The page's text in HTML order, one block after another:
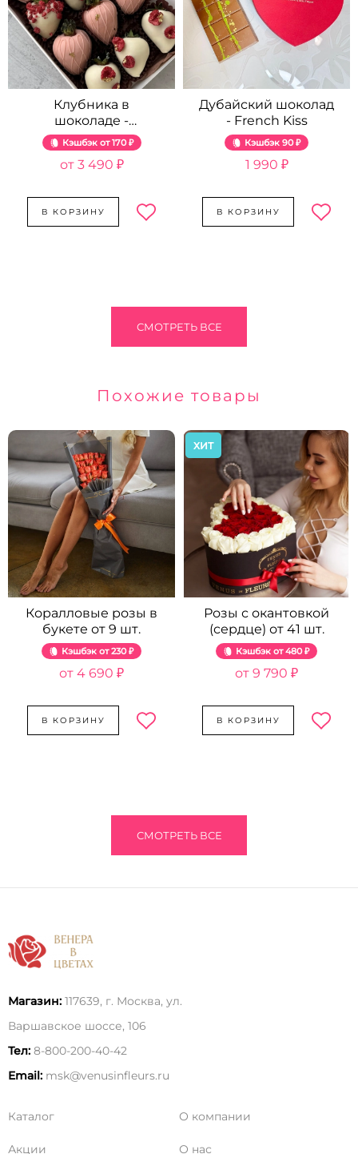
Клубника в
шоколаде -
Розовый жемчуг
Кэшбэк 170 ₽
3 490 ₽
В КОРЗИНУ
Дубайский шоколад
- French Kiss
Кэшбэк 90 ₽
1 990 ₽
В КОРЗИНУ
СМОТРЕТЬ ВСЕ
Похожие товары
Коралловые розы в
букете от 9 шт.
Кэшбэк 230 ₽
4 690 ₽
В КОРЗИНУ
ХИТ
Розы с окантовкой
(сердце) от 41 шт.
Кэшбэк 480 ₽
9 790 ₽
В КОРЗИНУ
СМОТРЕТЬ ВСЕ
Магазин: 117639, г. Москва, ул.
Варшавское шоссе, 106
Тел: 8-800-200-40-42
Email: msk@venusinfleurs.ru
Каталог
Акции
О компании
О нас